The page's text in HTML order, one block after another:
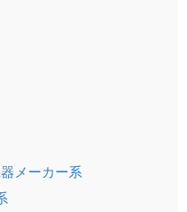
メーカー系